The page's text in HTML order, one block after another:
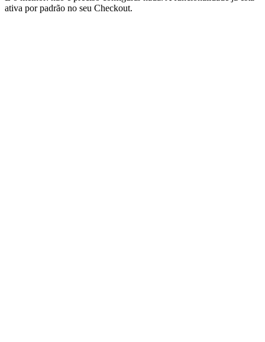
ativa por padrão no seu Checkout.